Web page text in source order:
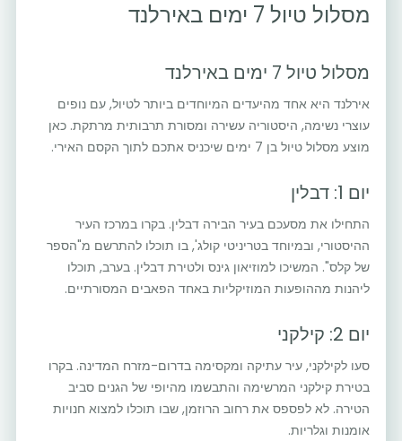
מסלול טיול 7 ימים באירלנד
מסלול טיול 7 ימים באירלנד
אירלנד היא אחד מהיעדים המיוחדים ביותר לטיול, עם נופים
עוצרי נשימה, היסטוריה עשירה ומסורת תרבותית מרתקת. כאן
מוצע מסלול טיול בן 7 ימים שיכניס אתכם לתוך הקסם האירי.
יום 1: דבלין
התחילו את מסעכם בעיר הבירה דבלין. בקרו במרכז העיר
ההיסטורי, ובמיוחד בטריניטי קולג', בו תוכלו להתרשם מ"הספר
של קלס". המשיכו למוזיאון גינס ולטירת דבלין. בערב, תוכלו
ליהנות מההופעות המוזיקליות באחד הפאבים המסורתיים.
יום 2: קילקני
סעו לקילקני, עיר עתיקה ומקסימה בדרום-מזרח המדינה. בקרו
בטירת קילקני המרשימה והתבשמו מהיופי של הגנים סביב
הטירה. לא לפספס את רחוב הרוזמן, שבו תוכלו למצוא חנויות
אומנות וגלריות.